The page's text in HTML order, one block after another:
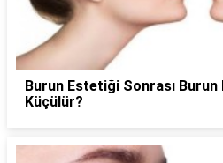
Burun Estetiği Sonrası
Küçülür?